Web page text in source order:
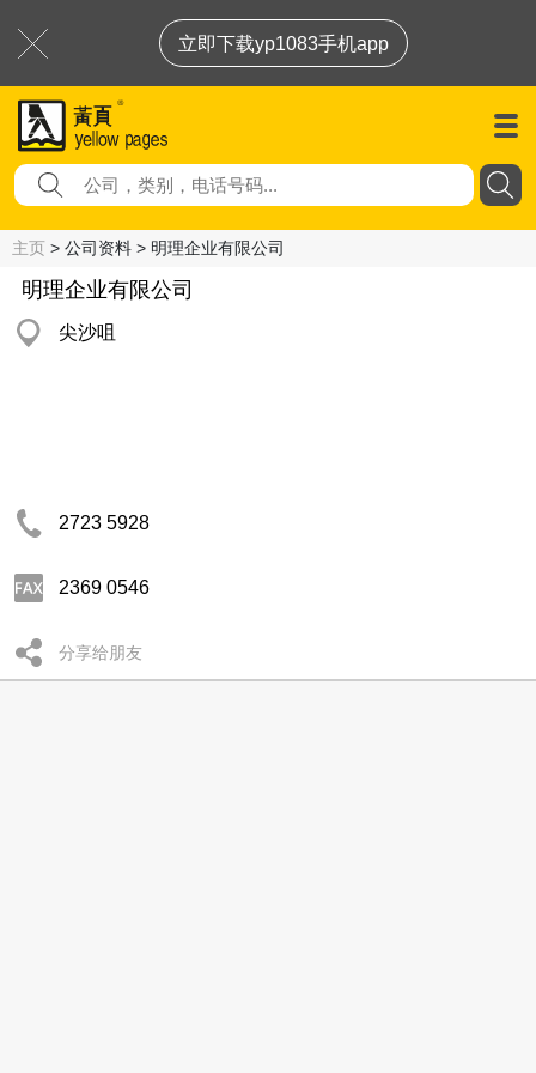
立即下载yp1083手机app
主页 > 公司资料 > 明理企业有限公司
明理企业有限公司
尖沙咀
2723 5928
2369 0546
分享给朋友